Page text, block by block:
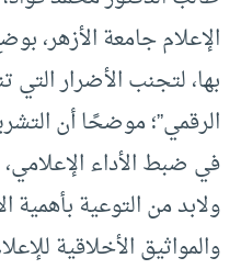
الإعلام جامعة الأزهر،
بها، لتجنب الأضرار التي
الرقمي”؛ موضحًا أن
في ضبط الأداء
ولابد من التوعية بأهمية
والمواثيق الأخلاقية